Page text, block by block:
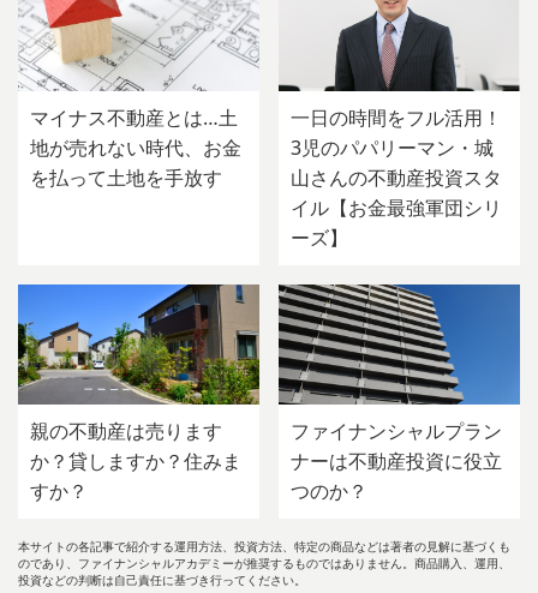
マイナス不動産とは…土
地が売れない時代、お金
を払って土地を手放す
一日の時間をフル活用！
3児のパパリーマン・城
山さんの不動産投資スタ
イル【お金最強軍団シリ
ーズ】
親の不動産は売ります
か？貸しますか？住みま
すか？
ファイナンシャルプラン
ナーは不動産投資に役立
つのか？
本サイトの各記事で紹介する運用方法、投資方法、特定の商品などは著者の見解に基づくも
のであり、ファイナンシャルアカデミーが推奨するものではありません。商品購入、運用、
投資などの判断は自己責任に基づき行ってください。